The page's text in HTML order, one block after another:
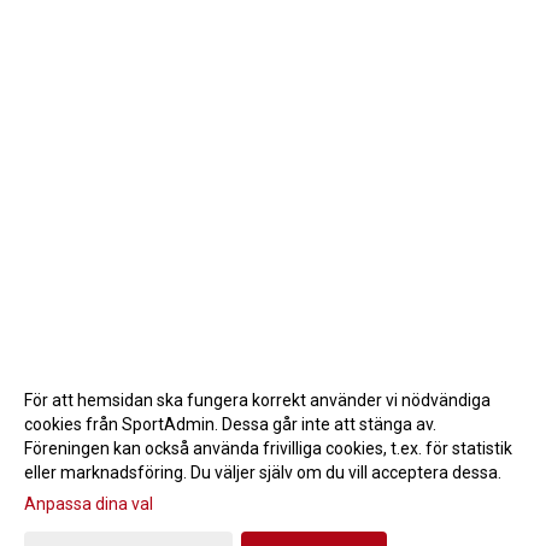
Gå till Webbversion
För att hemsidan ska fungera korrekt använder vi nödvändiga
cookies från SportAdmin. Dessa går inte att stänga av.
Föreningen kan också använda frivilliga cookies, t.ex. för statistik
eller marknadsföring. Du väljer själv om du vill acceptera dessa.
Anpassa dina val